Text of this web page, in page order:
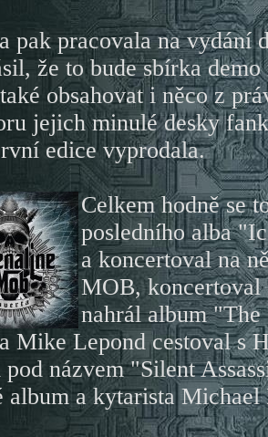
pak pracovala na vydání
že to bude sbírka
obsahovat i něco z
jejich minulé desky
edice vyprodala.
Celkem hodně se
posledního alba
a koncertoval na
MOB,
nahrál album
Mike Lepond cestoval s
pod názvem "Silent
album a kytarista